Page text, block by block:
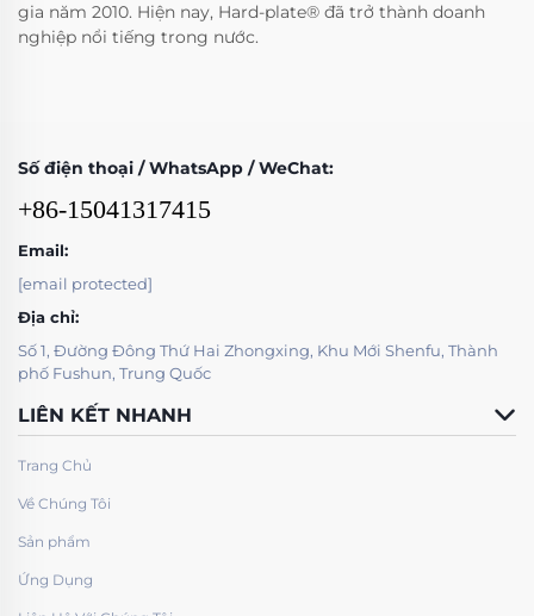
gia năm 2010. Hiện nay, Hard-plate® đã trở thành doanh
nghiệp nổi tiếng trong nước.
Số điện thoại / WhatsApp / WeChat:
+86-15041317415
Email:
[email protected]
Địa chỉ:
Số 1, Đường Đông Thứ Hai Zhongxing, Khu Mới Shenfu, Thành
phố Fushun, Trung Quốc
LIÊN KẾT NHANH
Trang Chủ
Về Chúng Tôi
Sản phẩm
Ứng Dụng